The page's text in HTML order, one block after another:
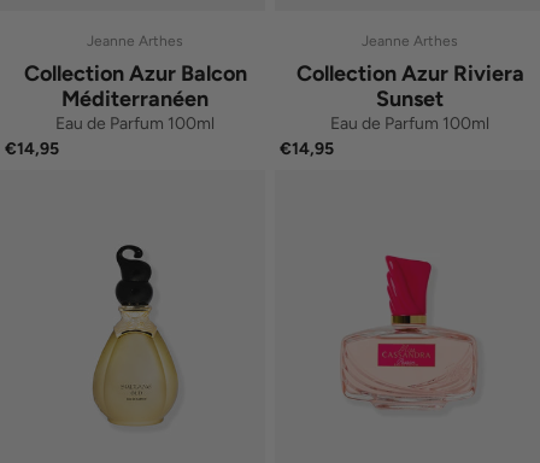
Jeanne Arthes
Collection Azur Balcon
Méditerranéen
Eau de Parfum 100ml
€14,95
Jeanne Arthes
Collection Azur Riviera
Sunset
Eau de Parfum 100ml
€14,95